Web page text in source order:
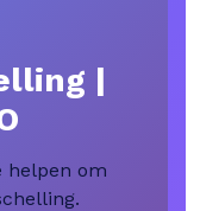
|
helpen om